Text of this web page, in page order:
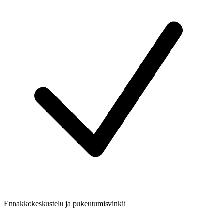
Ennakkokeskustelu ja pukeutumisvinkit